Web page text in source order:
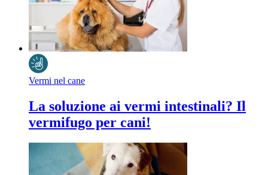
Vermi nel cane
La soluzione ai vermi intestinali? Il
vermifugo per cani!